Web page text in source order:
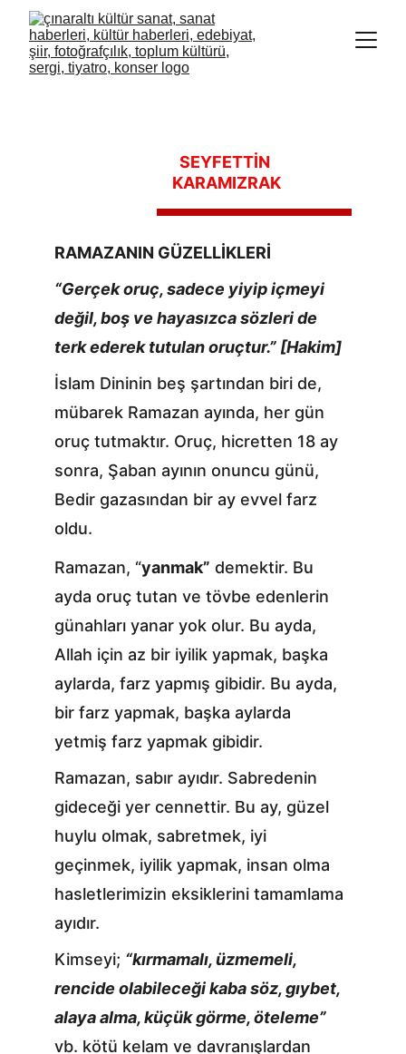
RAMAZANIN GÜZELLİKLERİ
“Gerçek oruç, sadece yiyip içmeyi
değil, boş ve hayasızca sözleri de
terk ederek tutulan oruçtur.” [Hakim]
İslam Dininin beş şartından biri de,
mübarek Ramazan ayında, her gün
oruç tutmaktır. Oruç, hicretten 18 ay
sonra, Şaban ayının onuncu günü,
Bedir gazasından bir ay evvel farz
oldu.
Ramazan, “yanmak” demektir. Bu
ayda oruç tutan ve tövbe edenlerin
günahları yanar yok olur. Bu ayda,
Allah için az bir iyilik yapmak, başka
aylarda, farz yapmış gibidir. Bu ayda,
bir farz yapmak, başka aylarda
yetmiş farz yapmak gibidir.
Ramazan, sabır ayıdır. Sabredenin
gideceği yer cennettir. Bu ay, güzel
huylu olmak, sabretmek, iyi
geçinmek, iyilik yapmak, insan olma
hasletlerimizin eksiklerini tamamlama
ayıdır.
Kimseyi; “kırmamalı, üzmemeli,
rencide olabileceği kaba söz, gıybet,
alaya alma, küçük görme, öteleme”
vb. kötü kelam ve davranışlardan
SEYFETTİN
KARAMIZRAK